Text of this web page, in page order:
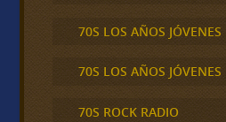
70S LOS AÑOS JÓVENES
70S LOS AÑOS
70S ROCK RADIO